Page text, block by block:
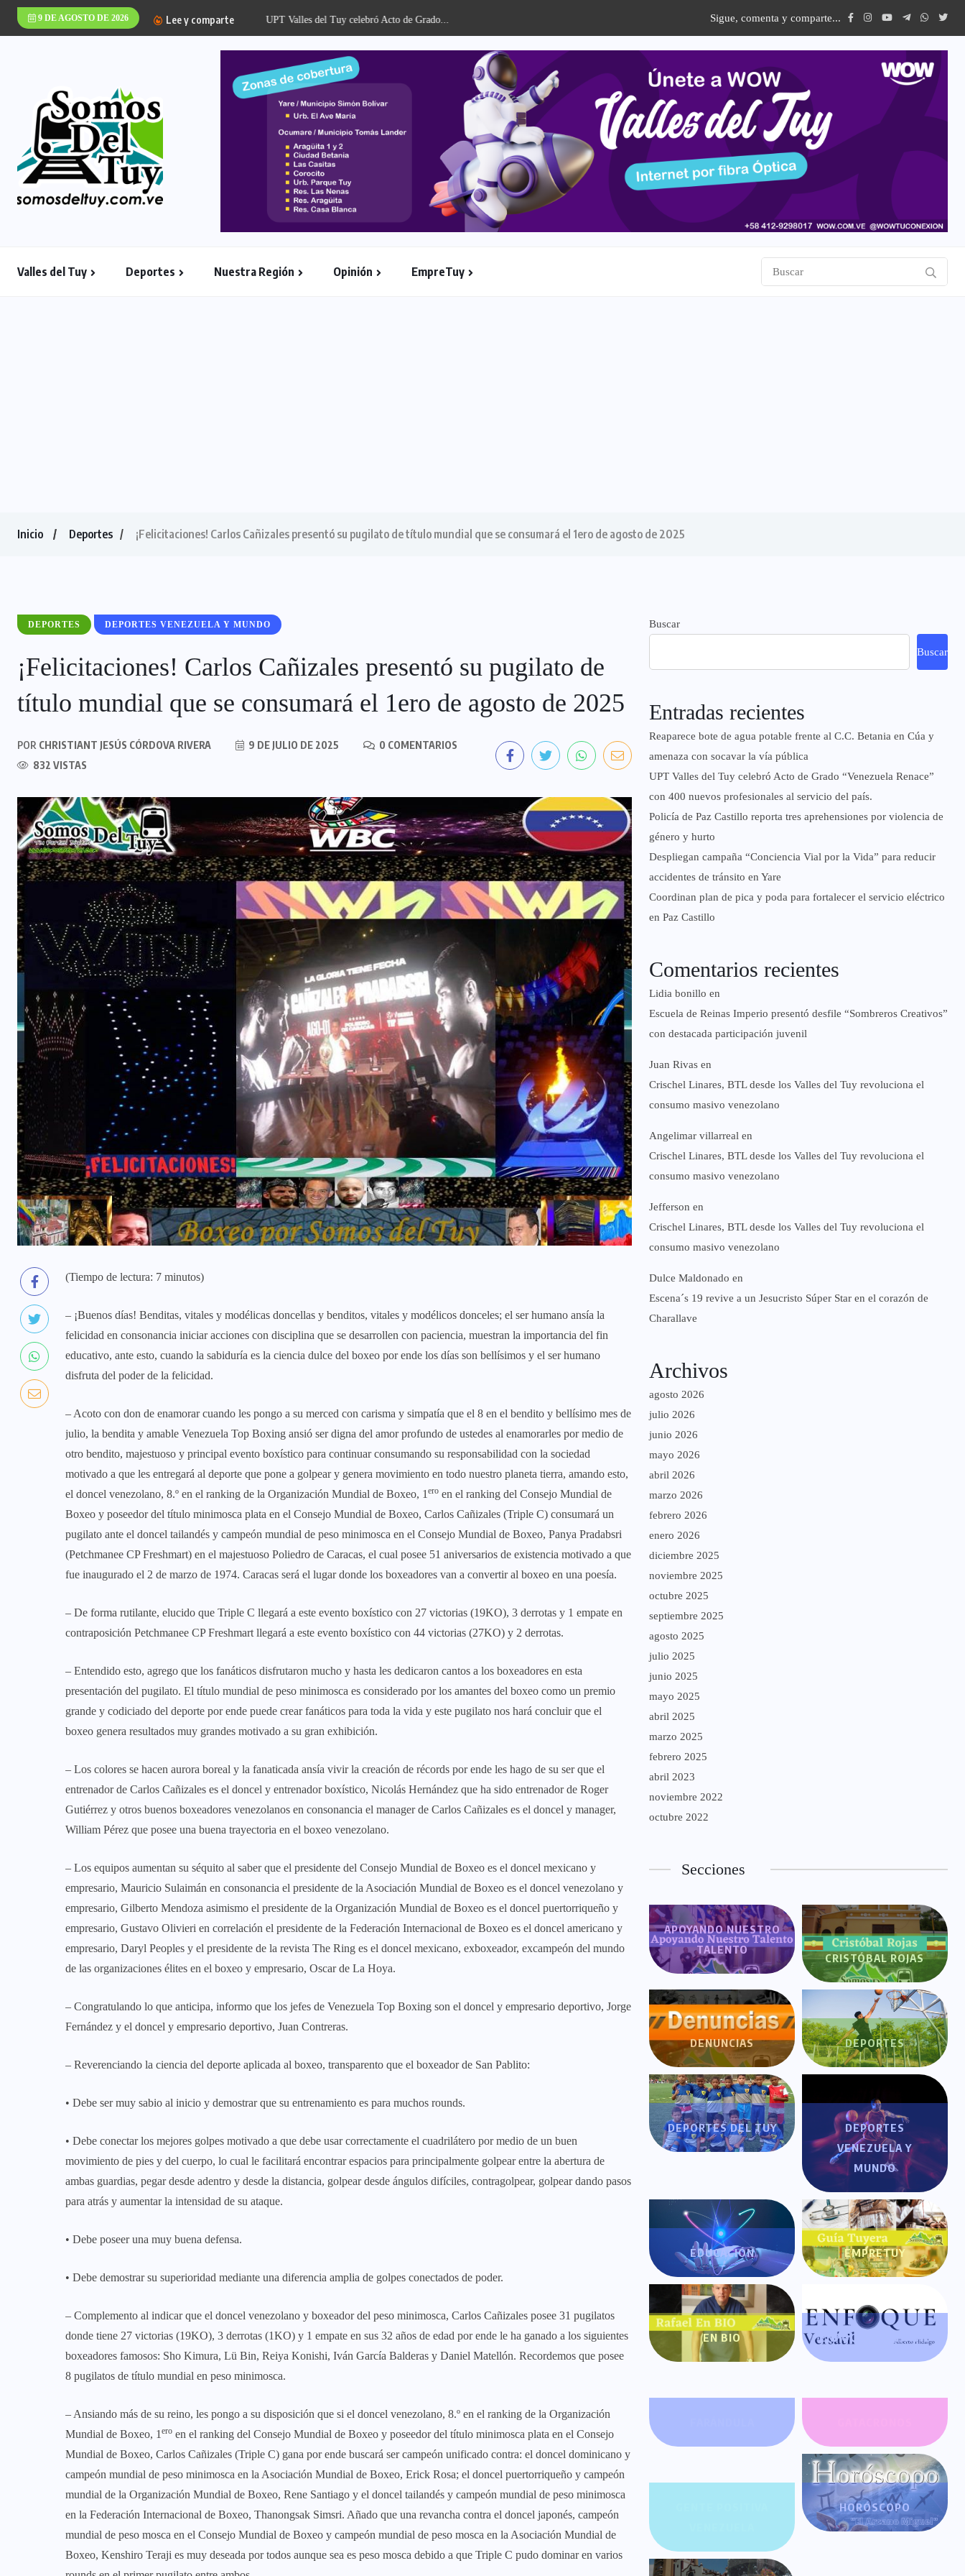
9 DE AGOSTO DE 2026 Lee y comparte UPT Valles del Tuy celebró Acto de Grado... Sigue, comenta y comparte...
Valles del Tuy Deportes Nuestra Región Opinión EmpreTuy
Inicio Deportes ¡Felicitaciones! Carlos Cañizales presentó su pugilato de título mundial que se consumará el 1ero de agosto de 2025
DEPORTES DEPORTES VENEZUELA Y MUNDO
¡Felicitaciones! Carlos Cañizales presentó su pugilato de
título mundial que se consumará el 1ero de agosto de 2025
POR CHRISTIANT JESÚS CÓRDOVA RIVERA 9 DE JULIO DE 2025
0 COMENTARIOS
832 VISTAS
(Tiempo de lectura: 7 minutos)
– ¡Buenos días! Benditas, vitales y modélicas doncellas y benditos, vitales y modélicos donceles; el ser humano ansía la
felicidad en consonancia iniciar acciones con disciplina que se desarrollen con paciencia, muestran la importancia del fin
educativo, ante esto, cuando la sabiduría es la ciencia dulce del boxeo por ende los días son bellísimos y el ser humano
disfruta del poder de la felicidad.
– Acoto con don de enamorar cuando les pongo a su merced con carisma y simpatía que el 8 en el bendito y bellísimo mes de
julio, la bendita y amable Venezuela Top Boxing ansió ser digna del amor profundo de ustedes al enamorarles por medio de
otro bendito, majestuoso y principal evento boxístico para continuar consumando su responsabilidad con la sociedad
motivado a que les entregará al deporte que pone a golpear y genera movimiento en todo nuestro planeta tierra, amando esto,
el doncel venezolano, 8.º en el ranking de la Organización Mundial de Boxeo, 1ero en el ranking del Consejo Mundial de
Boxeo y poseedor del título minimosca plata en el Consejo Mundial de Boxeo, Carlos Cañizales (Triple C) consumará un
pugilato ante el doncel tailandés y campeón mundial de peso minimosca en el Consejo Mundial de Boxeo, Panya Pradabsri
(Petchmanee CP Freshmart) en el majestuoso Poliedro de Caracas, el cual posee 51 aniversarios de existencia motivado a que
fue inaugurado el 2 de marzo de 1974. Caracas será el lugar donde los boxeadores van a convertir al boxeo en una poesía.
– De forma rutilante, elucido que Triple C llegará a este evento boxístico con 27 victorias (19KO), 3 derrotas y 1 empate en
contraposición Petchmanee CP Freshmart llegará a este evento boxístico con 44 victorias (27KO) y 2 derrotas.
– Entendido esto, agrego que los fanáticos disfrutaron mucho y hasta les dedicaron cantos a los boxeadores en esta
presentación del pugilato. El título mundial de peso minimosca es considerado por los amantes del boxeo como un premio
grande y codiciado del deporte por ende puede crear fanáticos para toda la vida y este pugilato nos hará concluir que el
boxeo genera resultados muy grandes motivado a su gran exhibición.
– Los colores se hacen aurora boreal y la fanaticada ansía vivir la creación de récords por ende les hago de su ser que el
entrenador de Carlos Cañizales es el doncel y entrenador boxístico, Nicolás Hernández que ha sido entrenador de Roger
Gutiérrez y otros buenos boxeadores venezolanos en consonancia el manager de Carlos Cañizales es el doncel y manager,
William Pérez que posee una buena trayectoria en el boxeo venezolano.
– Los equipos aumentan su séquito al saber que el presidente del Consejo Mundial de Boxeo es el doncel mexicano y
empresario, Mauricio Sulaimán en consonancia el presidente de la Asociación Mundial de Boxeo es el doncel venezolano y
empresario, Gilberto Mendoza asimismo el presidente de la Organización Mundial de Boxeo es el doncel puertorriqueño y
empresario, Gustavo Olivieri en correlación el presidente de la Federación Internacional de Boxeo es el doncel americano y
empresario, Daryl Peoples y el presidente de la revista The Ring es el doncel mexicano, exboxeador, excampeón del mundo
de las organizaciones élites en el boxeo y empresario, Oscar de La Hoya.
– Congratulando lo que anticipa, informo que los jefes de Venezuela Top Boxing son el doncel y empresario deportivo, Jorge
Fernández y el doncel y empresario deportivo, Juan Contreras.
– Reverenciando la ciencia del deporte aplicada al boxeo, transparento que el boxeador de San Pablito:
• Debe ser muy sabio al inicio y demostrar que su entrenamiento es para muchos rounds.
• Debe conectar los mejores golpes motivado a que debe usar correctamente el cuadrilátero por medio de un buen
movimiento de pies y del cuerpo, lo cual le facilitará encontrar espacios para principalmente golpear entre la abertura de
ambas guardias, pegar desde adentro y desde la distancia, golpear desde ángulos difíciles, contragolpear, golpear dando pasos
para atrás y aumentar la intensidad de su ataque.
• Debe poseer una muy buena defensa.
• Debe demostrar su superioridad mediante una diferencia amplia de golpes conectados de poder.
– Complemento al indicar que el doncel venezolano y boxeador del peso minimosca, Carlos Cañizales posee 31 pugilatos
donde tiene 27 victorias (19KO), 3 derrotas (1KO) y 1 empate en sus 32 años de edad por ende le ha ganado a los siguientes
boxeadores famosos: Sho Kimura, Lü Bin, Reiya Konishi, Iván García Balderas y Daniel Matellón. Recordemos que posee
8 pugilatos de título mundial en peso minimosca.
– Ansiando más de su reino, les pongo a su disposición que si el doncel venezolano, 8.º en el ranking de la Organización
Mundial de Boxeo, 1ero en el ranking del Consejo Mundial de Boxeo y poseedor del título minimosca plata en el Consejo
Mundial de Boxeo, Carlos Cañizales (Triple C) gana por ende buscará ser campeón unificado contra: el doncel dominicano y
campeón mundial de peso minimosca en la Asociación Mundial de Boxeo, Erick Rosa; el doncel puertorriqueño y campeón
mundial de la Organización Mundial de Boxeo, Rene Santiago y el doncel tailandés y campeón mundial de peso minimosca
en la Federación Internacional de Boxeo, Thanongsak Simsri. Añado que una revancha contra el doncel japonés, campeón
mundial de peso mosca en el Consejo Mundial de Boxeo y campeón mundial de peso mosca en la Asociación Mundial de
Boxeo, Kenshiro Teraji es muy deseada por todos aunque sea es peso mosca debido a que Triple C pudo dominar en varios
Buscar
Buscar
Entradas recientes
Reaparece bote de agua potable frente al C.C. Betania en Cúa y
amenaza con socavar la vía pública
UPT Valles del Tuy celebró Acto de Grado “Venezuela Renace”
con 400 nuevos profesionales al servicio del país.
‎Policía de Paz Castillo reporta tres aprehensiones por violencia de
género y hurto
‎Despliegan campaña “Conciencia Vial por la Vida” para reducir
accidentes de tránsito en Yare
Coordinan plan de pica y poda para fortalecer el servicio eléctrico
en Paz Castillo
Comentarios recientes
Lidia bonillo en
Escuela de Reinas Imperio presentó desfile “Sombreros Creativos”
con destacada participación juvenil
Juan Rivas en
Crischel Linares, BTL desde los Valles del Tuy revoluciona el
consumo masivo venezolano
Angelimar villarreal en
Crischel Linares, BTL desde los Valles del Tuy revoluciona el
consumo masivo venezolano
Jefferson en
Crischel Linares, BTL desde los Valles del Tuy revoluciona el
consumo masivo venezolano
Dulce Maldonado en
Escena´s 19 revive a un Jesucristo Súper Star en el corazón de
Charallave
Archivos
agosto 2026
julio 2026
junio 2026
mayo 2026
abril 2026
marzo 2026
febrero 2026
enero 2026
diciembre 2025
noviembre 2025
octubre 2025
septiembre 2025
agosto 2025
julio 2025
junio 2025
mayo 2025
abril 2025
marzo 2025
febrero 2025
abril 2023
noviembre 2022
octubre 2022
Secciones
APOYANDO NUESTRO
TALENTO
CRISTÓBAL ROJAS
DENUNCIAS DEPORTES
DEPORTES DEL TUY
DEPORTES
VENEZUELA Y
MUNDO
EDUCACIÓN EMPRETUY
EN BIO ENFOQUE VERSÁTIL
HORÓSCOPO